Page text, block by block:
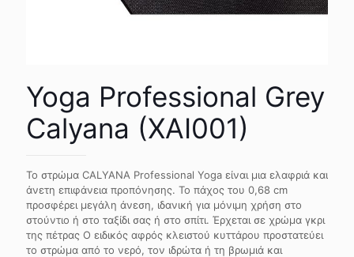
Yoga Professional Grey
Calyana (XAI001)
Το στρώμα CALYANA Professional Yoga είναι μια ελαφριά και
άνετη επιφάνεια προπόνησης. Το πάχος του 0,68 cm
προσφέρει μεγάλη άνεση, ιδανική για μόνιμη χρήση στο
στούντιο ή στο ταξίδι σας ή στο σπίτι. Έρχεται σε χρώμα γκρι
της πέτρας Ο ειδικός αφρός κλειστού κυττάρου προστατεύει
το στρώμα από το νερό, τον ιδρώτα ή τη βρωμιά και